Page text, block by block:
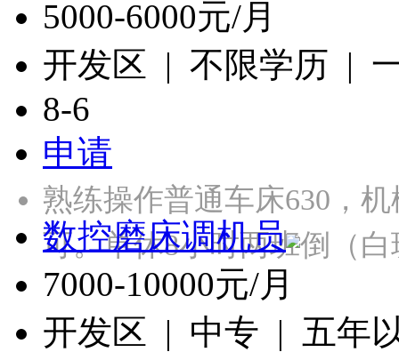
5000-6000元/月
开发区 | 不限学历 |
8-6
申请
熟练操作普通车床630，
可。单休8小时两班倒（
数控磨床调机员
7000-10000元/月
开发区 | 中专 | 五年